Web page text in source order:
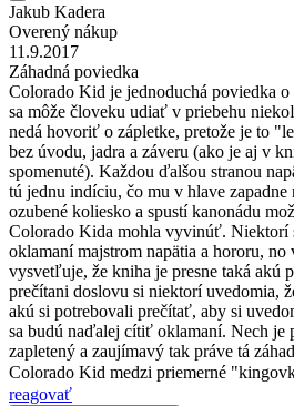
Jakub Kadera
Overený nákup
11.9.2017
Záhadná poviedka
Colorado Kid je jednoduchá poviedka
sa môže človeku udiať v priebehu
nedá hovoriť o zápletke, pretože je to
bez úvodu, jadra a záveru (ako je aj v
spomenuté). Každou ďalšou stranou
tú jednu indíciu, čo mu v hlave zapadne
ozubené koliesko a spustí kanonádu
Colorado Kida mohla vyvinúť. Niektorí
oklamaní majstrom napätia a hororu,
vysvetľuje, že kniha je presne taká akú
prečítani doslovu si niektorí uvedomia,
akú si potrebovali prečítať, aby si
sa budú naďalej cítiť oklamaní. Nech
zapletený a zaujímavý tak práve tá
Colorado Kid medzi priemerné
reagovať